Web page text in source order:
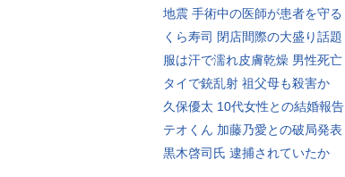
地震 手術中の医師が患者を守る
くら寿司 閉店間際の大盛り話題
服は汗で濡れ皮膚乾燥 男性死亡
タイで銃乱射 祖父母も殺害か
久保優太 10代女性との結婚報告
テオくん 加藤乃愛との破局発表
黒木啓司氏 逮捕されていたか